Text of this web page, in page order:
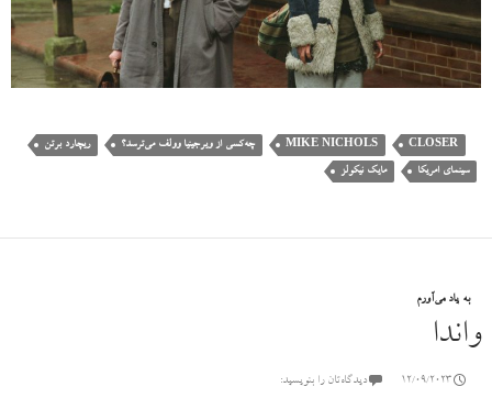
CLOSER
MIKE NICHOLS چه‌کسی از ویرجینیا وولف می‌ترسد؟ ریچارد برتن
سینمای امریکا مایک نیکولز
به یاد می‌آورم
واندا
12/09/2023 دیدگاه‌تان را بنویسید: